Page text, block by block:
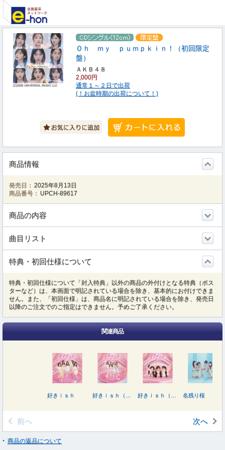
(C)2025 UNIVERSAL MUSIC LLC
Ｏｈ ｍｙ ｐｕｍｐｋｉｎ！（初回限定
盤）
ＡＫＢ４８
2,000円
通常１～２日で出荷
(！お盆時期の出荷について！)
商品情報
発売日： 2025年8月13日
商品番号： UPCH-89617
商品の内容
曲目リスト
特典・初回仕様について
特典・初回仕様について「封入特典」以外の商品の外付けとなる特典（ポス
ターなど）は、本画面で明記されている場合を除き、基本的にお付けできま
せん。また、「初回仕様」は、商品名に明記されている場合を除き、発売日
以降のご注文でのご指定はできません。予めご了承ください。
関連商品
好きｉｓｈ 名残り桜
前へ 次へ
商品の返品について